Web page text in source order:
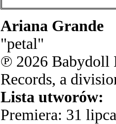
Ariana Grande
"petal"
℗ 2026 Babydoll
Records, a
Lista utworów:
Premiera: 31